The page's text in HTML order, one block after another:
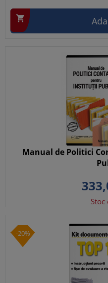

Manual de Politici
333,
Stoc
-20%